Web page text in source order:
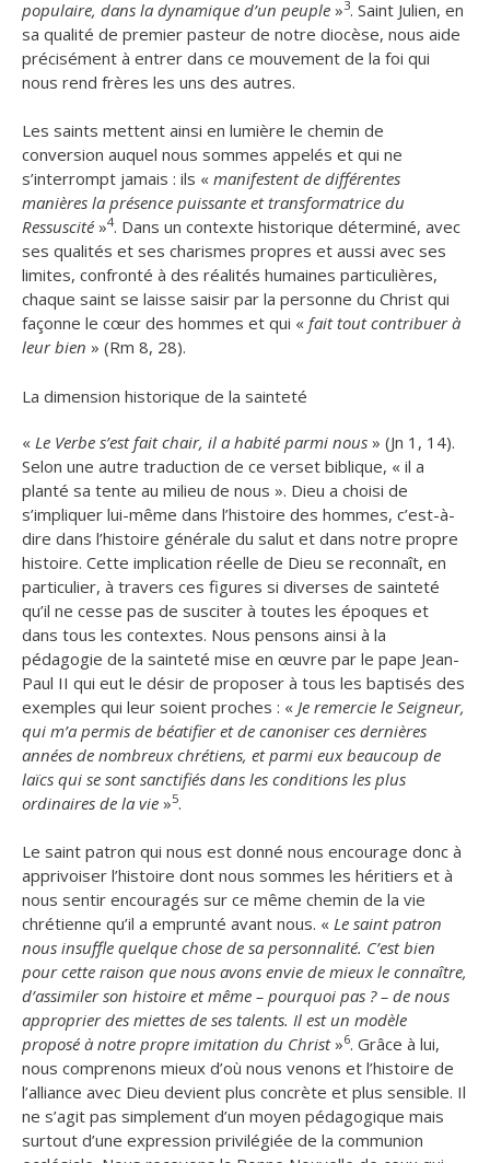
populaire, dans la dynamique d’un peuple »3. Saint Julien, en
sa qualité de premier pasteur de notre diocèse, nous aide
précisément à entrer dans ce mouvement de la foi qui
nous rend frères les uns des autres.
Les saints mettent ainsi en lumière le chemin de
conversion auquel nous sommes appelés et qui ne
s’interrompt jamais : ils « manifestent de différentes
manières la présence puissante et transformatrice du
Ressuscité »4. Dans un contexte historique déterminé, avec
ses qualités et ses charismes propres et aussi avec ses
limites, confronté à des réalités humaines particulières,
chaque saint se laisse saisir par la personne du Christ qui
façonne le cœur des hommes et qui « fait tout contribuer à
leur bien » (Rm 8, 28).
La dimension historique de la sainteté
« Le Verbe s’est fait chair, il a habité parmi nous » (Jn 1, 14).
Selon une autre traduction de ce verset biblique, « il a
planté sa tente au milieu de nous ». Dieu a choisi de
s’impliquer lui-même dans l’histoire des hommes, c’est-à-
dire dans l’histoire générale du salut et dans notre propre
histoire. Cette implication réelle de Dieu se reconnaît, en
particulier, à travers ces figures si diverses de sainteté
qu’il ne cesse pas de susciter à toutes les époques et
dans tous les contextes. Nous pensons ainsi à la
pédagogie de la sainteté mise en œuvre par le pape Jean-
Paul II qui eut le désir de proposer à tous les baptisés des
exemples qui leur soient proches : « Je remercie le Seigneur,
qui m’a permis de béatifier et de canoniser ces dernières
années de nombreux chrétiens, et parmi eux beaucoup de
laïcs qui se sont sanctifiés dans les conditions les plus
ordinaires de la vie »5.
Le saint patron qui nous est donné nous encourage donc à
apprivoiser l’histoire dont nous sommes les héritiers et à
nous sentir encouragés sur ce même chemin de la vie
chrétienne qu’il a emprunté avant nous. « Le saint patron
nous insuffle quelque chose de sa personnalité. C’est bien
pour cette raison que nous avons envie de mieux le connaître,
d’assimiler son histoire et même – pourquoi pas ? – de nous
approprier des miettes de ses talents. Il est un modèle
proposé à notre propre imitation du Christ »6. Grâce à lui,
nous comprenons mieux d’où nous venons et l’histoire de
l’alliance avec Dieu devient plus concrète et plus sensible. Il
ne s’agit pas simplement d’un moyen pédagogique mais
surtout d’une expression privilégiée de la communion